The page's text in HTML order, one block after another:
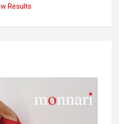
Results